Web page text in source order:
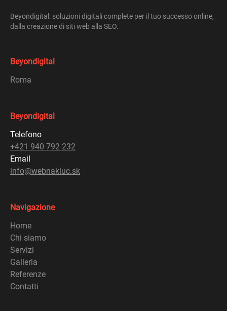
Beyondigital: soluzioni digitali complete per il tuo successo online,
dalla creazione di siti web alla SEO.
Beyondigital
Roma
Beyondigital
Telefono
+421 940 792 232
Email
info@webnakluc.sk
Navigazione
Home
Chi siamo
Servizi
Galleria
Referenze
Contatti